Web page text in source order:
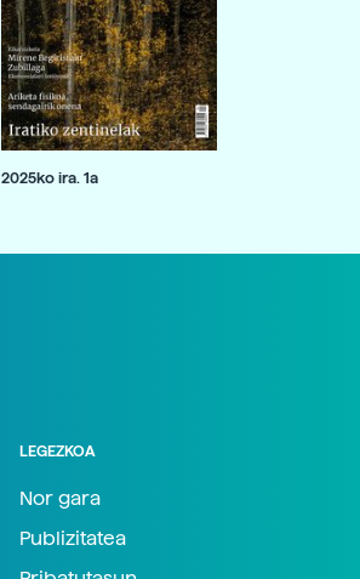
2025ko ira. 1a
LEGEZKOA
Nor gara
Publizitatea